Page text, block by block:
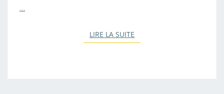
…
LIRE LA SUITE